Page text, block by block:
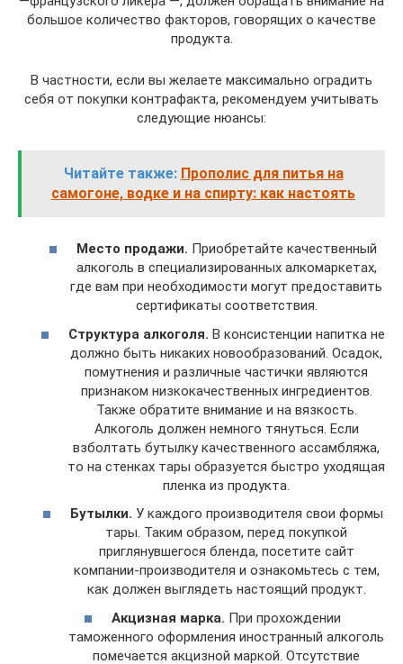
большое количество факторов, говорящих о качестве
продукта.
В частности, если вы желаете максимально оградить
себя от покупки контрафакта, рекомендуем учитывать
следующие нюансы:
Читайте также: Прополис для питья на
самогоне, водке и на спирту: как настоять
Место продажи. Приобретайте качественный
алкоголь в специализированных алкомаркетах,
где вам при необходимости могут предоставить
сертификаты соответствия.
Структура алкоголя. В консистенции напитка не
должно быть никаких новообразований. Осадок,
помутнения и различные частички являются
признаком низкокачественных ингредиентов.
Также обратите внимание и на вязкость.
Алкоголь должен немного тянуться. Если
взболтать бутылку качественного ассамбляжа,
то на стенках тары образуется быстро уходящая
пленка из продукта.
Бутылки. У каждого производителя свои формы
тары. Таким образом, перед покупкой
приглянувшегося бленда, посетите сайт
компании-производителя и ознакомьтесь с тем,
как должен выглядеть настоящий продукт.
Акцизная марка. При прохождении
таможенного оформления иностранный алкоголь
помечается акцизной маркой. Отсутствие